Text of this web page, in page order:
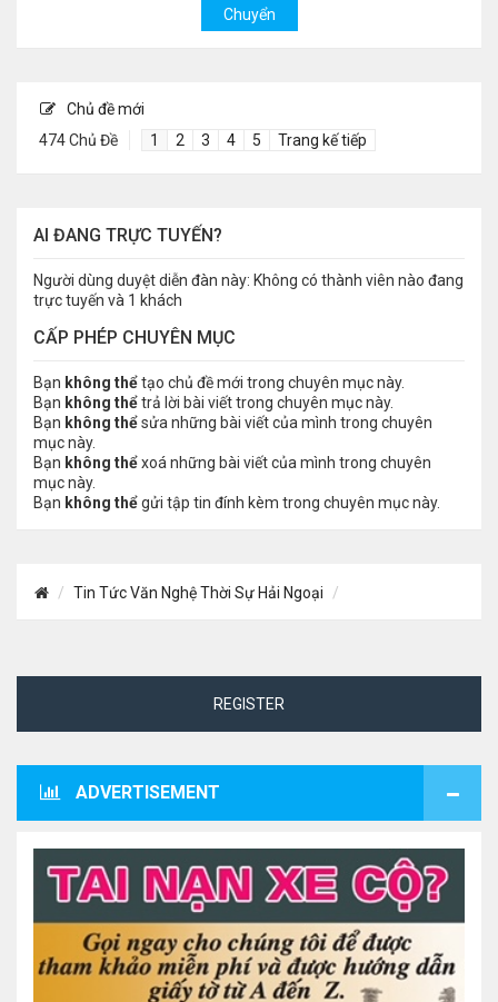
Chủ đề mới
474 Chủ Đề
1 2 3 4 5 Trang kế tiếp
AI ĐANG TRỰC TUYẾN?
Người dùng duyệt diễn đàn này: Không có thành viên nào đang
trực tuyến và 1 khách
CẤP PHÉP CHUYÊN MỤC
Bạn không thểtạo chủ đề mới trong chuyên mục này.
Bạn không thểtrả lời bài viết trong chuyên mục này.
Bạn không thểsửa những bài viết của mình trong chuyên
mục này.
Bạn không thểxoá những bài viết của mình trong chuyên
mục này.
Bạn không thểgửi tập tin đính kèm trong chuyên mục này.
Tin Tức Văn Nghệ Thời Sự Hải Ngoại
REGISTER
ADVERTISEMENT